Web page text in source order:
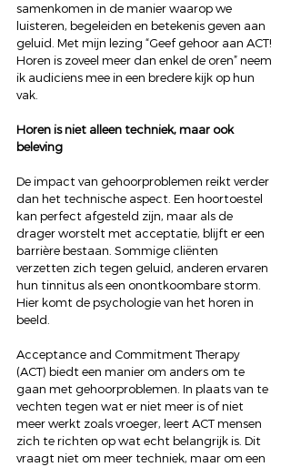
samenkomen in de manier waarop we
luisteren, begeleiden en betekenis geven aan
geluid. Met mijn lezing “Geef gehoor aan ACT!
Horen is zoveel meer dan enkel de oren” neem
ik audiciens mee in een bredere kijk op hun
vak.
Horen is niet alleen techniek, maar ook
beleving
De impact van gehoorproblemen reikt verder
dan het technische aspect. Een hoortoestel
kan perfect afgesteld zijn, maar als de
drager worstelt met acceptatie, blijft er een
barrière bestaan. Sommige cliënten
verzetten zich tegen geluid, anderen ervaren
hun tinnitus als een onontkoombare storm.
Hier komt de psychologie van het horen in
beeld.
Acceptance and Commitment Therapy
(ACT) biedt een manier om anders om te
gaan met gehoorproblemen. In plaats van te
vechten tegen wat er niet meer is of niet
meer werkt zoals vroeger, leert ACT mensen
zich te richten op wat echt belangrijk is. Dit
vraagt niet om meer techniek, maar om een